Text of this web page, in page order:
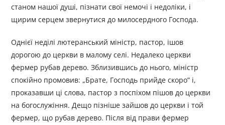
станом нашої душі, пізнати свої немочі і недоліки, і
щирим серцем звернутися до милосердного Господа.
Однієї неділі лютеранський міністр, пастор, ішов
дорогою до церкви в малому селі. Недалеко церкви
фермер рубав дерево. Зблизившись до нього, міністр
спокійно промовив: „Брате, Господь прийде скоро” і,
проказавши ці слова, пастор з поспіхом пішов до церкви
на богослужіння. Дещо пізніше зайшов до церкви і той
фермер, що рубав дерево. Після від прави фермер